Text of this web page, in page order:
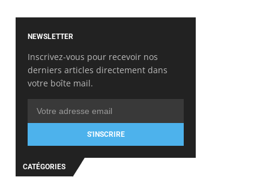
NEWSLETTER
Inscrivez-vous pour recevoir nos
derniers articles directement dans
votre boîte mail.
S'INSCRIRE
CATÉGORIES